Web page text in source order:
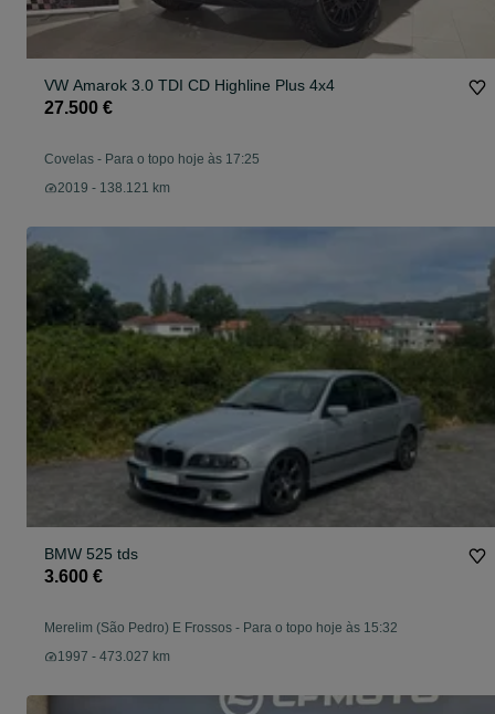
VW Amarok 3.0 TDI CD Highline Plus 4x4
27.500 €
Covelas - Para o topo hoje às 17:25
2019 - 138.121 km
BMW 525 tds
3.600 €
Merelim (São Pedro) E Frossos - Para o topo hoje às 15:32
1997 - 473.027 km